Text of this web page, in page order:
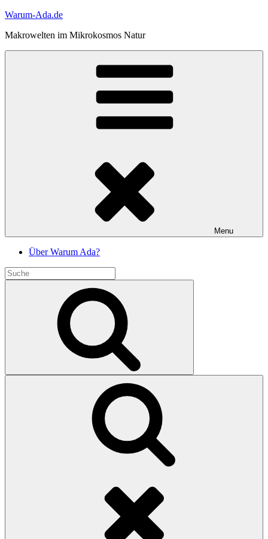
Skip
content
Warum-Ada.de
Makrowelten im Mikrokosmos Natur
Menu
Über Warum Ada?
Search
for: